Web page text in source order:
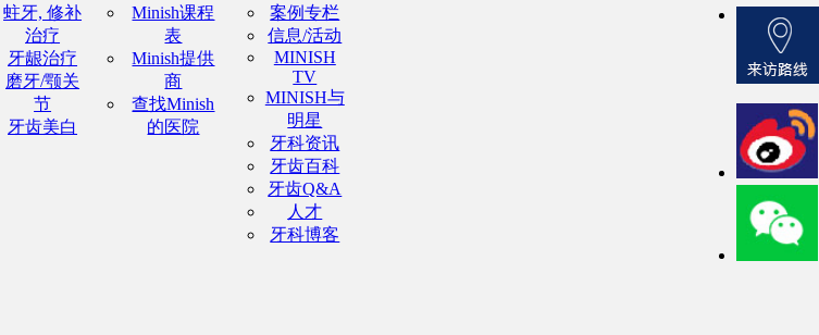
蛀牙, 修补
治疗
牙龈治疗
磨牙/颚关
节
牙齿美白
Minish课程
表
Minish提供
商
查找Minish
的医院
案例专栏
信息/活动
MINISH
TV
MINISH与
明星
牙科资讯
牙齿百科
牙齿Q&A
人才
牙科博客